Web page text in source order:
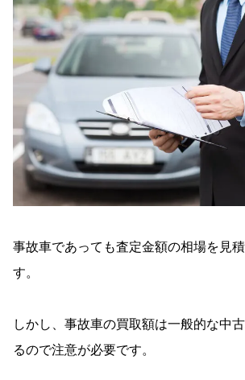
事故車であっても査定金額の相場を見
す。
しかし、事故車の買取額は一般的な中
るので注意が必要です。